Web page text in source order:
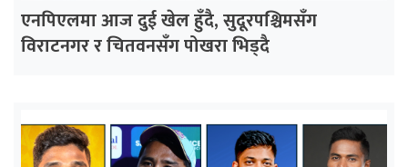
एनपिएलमा आज दुई खेल हुँदै, सुदूरपश्चिमसँग
विराटनगर र चितवनसँग पोखरा भिड्दै